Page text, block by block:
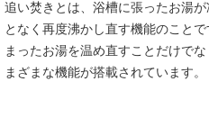
追い焚きとは、浴槽に張ったお湯
となく再度沸かし直す機能のこと
まったお湯を温め直すことだけで
まざまな機能が搭載されています。